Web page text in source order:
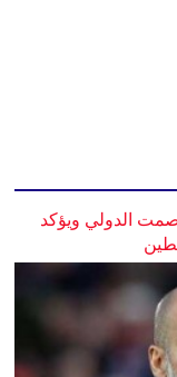
الدولي ويؤكد